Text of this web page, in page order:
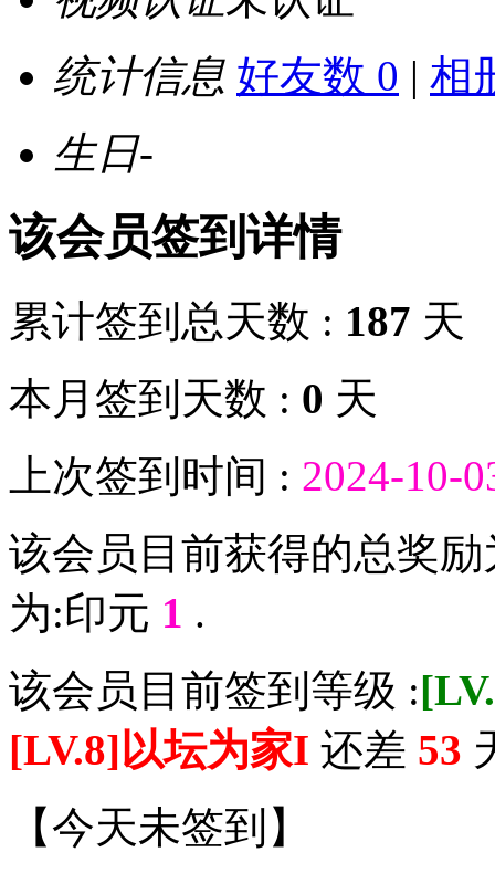
统计信息 好友数 0 | 相
生日-
该会员签到详情
累计签到总天数 : 187 天
本月签到天数 : 0 天
上次签到时间 : 2024-10-
该会员目前获得的总奖
为:印元 1 .
该会员目前签到等级 :
[LV.8]以坛为家I 还差 53
【今天未签到 】